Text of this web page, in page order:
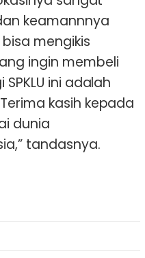
keamannnya
mengikis
ingin membeli
ini adalah
kasih kepada
dunia
tandasnya.